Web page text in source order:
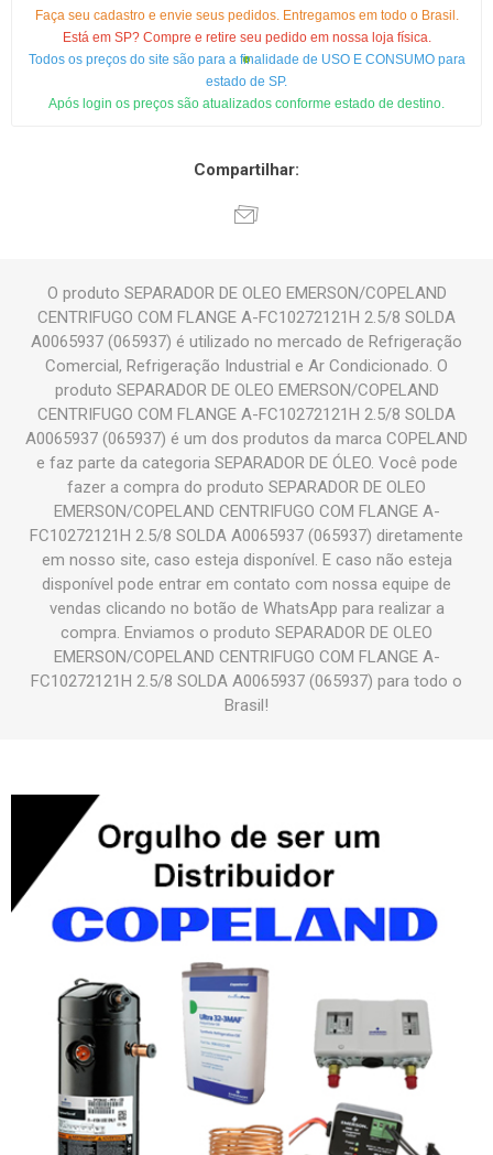
Faça seu cadastro e envie seus pedidos. Entregamos em todo o Brasil.
Está em SP? Compre e retire seu pedido em nossa loja física.
Todos os preços do site são para a finalidade de USO E CONSUMO para
estado de SP.
Após login os preços são atualizados conforme estado de destino.
Compartilhar:
O produto SEPARADOR DE OLEO EMERSON/COPELAND
CENTRIFUGO COM FLANGE A-FC10272121H 2.5/8 SOLDA
A0065937 (065937) é utilizado no mercado de Refrigeração
Comercial, Refrigeração Industrial e Ar Condicionado. O
produto SEPARADOR DE OLEO EMERSON/COPELAND
CENTRIFUGO COM FLANGE A-FC10272121H 2.5/8 SOLDA
A0065937 (065937) é um dos produtos da marca COPELAND
e faz parte da categoria SEPARADOR DE ÓLEO. Você pode
fazer a compra do produto SEPARADOR DE OLEO
EMERSON/COPELAND CENTRIFUGO COM FLANGE A-
FC10272121H 2.5/8 SOLDA A0065937 (065937) diretamente
em nosso site, caso esteja disponível. E caso não esteja
disponível pode entrar em contato com nossa equipe de
vendas clicando no botão de WhatsApp para realizar a
compra. Enviamos o produto SEPARADOR DE OLEO
EMERSON/COPELAND CENTRIFUGO COM FLANGE A-
FC10272121H 2.5/8 SOLDA A0065937 (065937) para todo o
Brasil!